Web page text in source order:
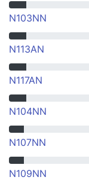
N103NN
N113AN
N117AN
N104NN
N107NN
N109NN